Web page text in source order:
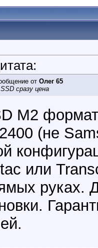
от Олег 65
сразу цена
M2
(не
или
руках.